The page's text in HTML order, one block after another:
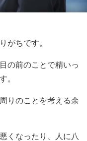
がちです。
の前のことで精いっ
。
りのことを考える余
くなったり、人に八